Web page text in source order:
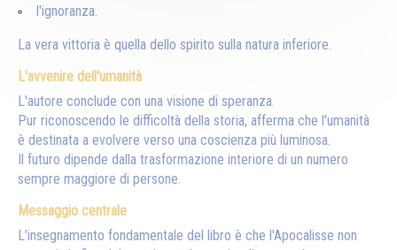
l'ignoranza.
La vera vittoria è quella dello spirito sulla natura inferiore.
L'avvenire dell'umanità
L'autore conclude con una visione di speranza.
Pur riconoscendo le difficoltà della storia, afferma che l'umanità
è destinata a evolvere verso una coscienza più luminosa.
Il futuro dipende dalla trasformazione interiore di un numero
sempre maggiore di persone.
Messaggio centrale
L'insegnamento fondamentale del libro è che l'Apocalisse non